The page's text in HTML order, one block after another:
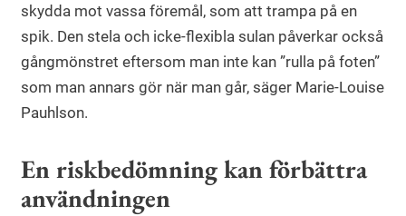
skydda mot vassa föremål, som att trampa på en
spik. Den stela och icke-flexibla sulan påverkar också
gångmönstret eftersom man inte kan ”rulla på foten”
som man annars gör när man går, säger Marie-Louise
Pauhlson.
En riskbedömning kan förbättra
användningen